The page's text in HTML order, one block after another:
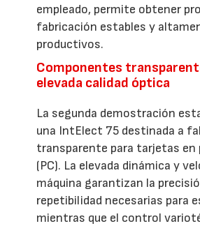
empleado, permite obtener
fabricación estables y
productivos.
Componentes
elevada calidad óptica
La segunda demostración
una IntElect 75 destinada a
transparente para tarjetas en
(PC). La elevada dinámica y
máquina garantizan la
repetibilidad necesarias para
mientras que el control